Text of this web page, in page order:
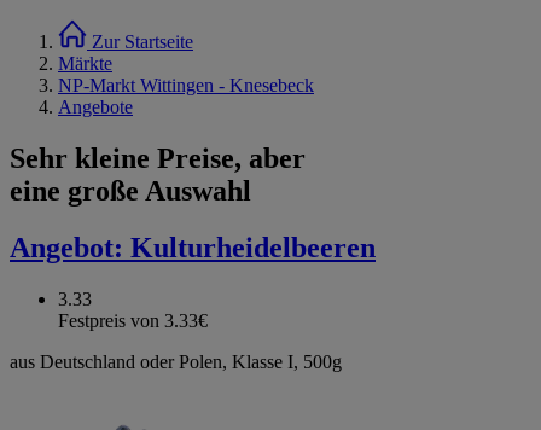
Zur Startseite
Märkte
NP-Markt Wittingen - Knesebeck
Angebote
Sehr kleine Preise, aber
eine große Auswahl
Angebot: Kulturheidelbeeren
3.33
Festpreis von 3.33€
aus Deutschland oder Polen, Klasse I, 500g